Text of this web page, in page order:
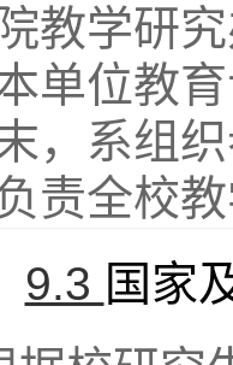
教学研
单位教
，系组
责全校
9.3 国家